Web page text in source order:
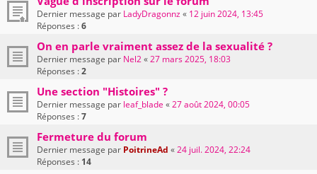
Dernier message par LadyDragonnz« 12 juin 2024, 13:45
Réponses :6
On en parle vraiment assez de la sexualité ?
Dernier message par Nel2«27 mars 2025, 18:03
Réponses :2
Une section "Histoires" ?
Dernier message par leaf_blade «27 août 2024, 00:05
Réponses :7
Fermeture du forum
Dernier message par PoitrineAd «24 juil. 2024, 22:24
Réponses : 14